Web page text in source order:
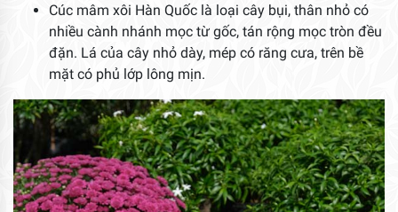
Cúc mâm xôi Hàn Quốc là loại cây bụi, thân nhỏ có
nhiều cành nhánh mọc từ gốc, tán rộng mọc tròn đều
đặn. Lá của cây nhỏ dày, mép có răng cưa, trên bề
mặt có phủ lớp lông mịn.